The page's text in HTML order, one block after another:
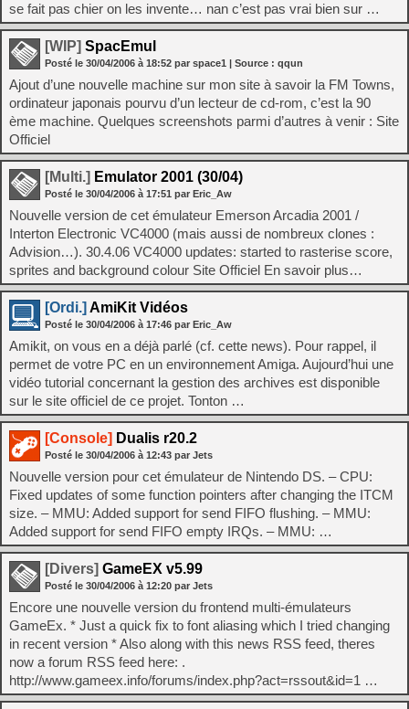
se fait pas chier on les invente… nan c’est pas vrai bien sur …
[WIP] SpacEmul
Posté le 30/04/2006 à 18:52 par space1 | Source : qqun
Ajout d’une nouvelle machine sur mon site à savoir la FM Towns,
ordinateur japonais pourvu d’un lecteur de cd-rom, c’est la 90
ème machine. Quelques screenshots parmi d’autres à venir : Site
Officiel
[Multi.] Emulator 2001 (30/04)
Posté le 30/04/2006 à 17:51 par Eric_Aw
Nouvelle version de cet émulateur Emerson Arcadia 2001 /
Interton Electronic VC4000 (mais aussi de nombreux clones :
Advision…). 30.4.06 VC4000 updates: started to rasterise score,
sprites and background colour Site Officiel En savoir plus…
[Ordi.] AmiKit Vidéos
Posté le 30/04/2006 à 17:46 par Eric_Aw
Amikit, on vous en a déjà parlé (cf. cette news). Pour rappel, il
permet de votre PC en un environnement Amiga. Aujourd’hui une
vidéo tutorial concernant la gestion des archives est disponible
sur le site officiel de ce projet. Tonton …
[Console] Dualis r20.2
Posté le 30/04/2006 à 12:43 par Jets
Nouvelle version pour cet émulateur de Nintendo DS. – CPU:
Fixed updates of some function pointers after changing the ITCM
size. – MMU: Added support for send FIFO flushing. – MMU:
Added support for send FIFO empty IRQs. – MMU: …
[Divers] GameEX v5.99
Posté le 30/04/2006 à 12:20 par Jets
Encore une nouvelle version du frontend multi-émulateurs
GameEx. * Just a quick fix to font aliasing which I tried changing
in recent version * Also along with this news RSS feed, theres
now a forum RSS feed here: .
http://www.gameex.info/forums/index.php?act=rssout&id=1 …